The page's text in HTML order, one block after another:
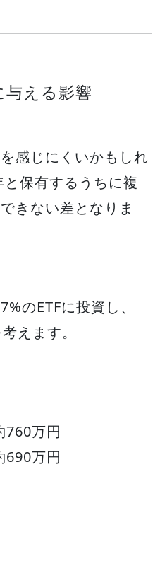
える影響
感じにくいかもしれ
保有するうちに複
きない差となりま
のETFに投資し、
えます。
760万円
690万円